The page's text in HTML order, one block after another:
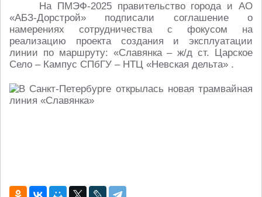
На ПМЭФ-2025 правительство города и АО
«АБЗ-Дорстрой» подписали соглашение о
намерениях сотрудничества с фокусом на
реализацию проекта создания и эксплуатации
линии по маршруту: «Славянка – ж/д ст. Царское
Село – Кампус СПбГУ – НТЦ «Невская дельта» .